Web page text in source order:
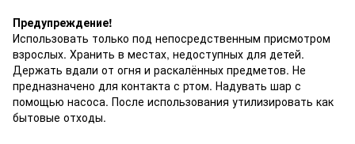
Предупреждение!
Использовать только под непосредственным присмотром
взрослых. Хранить в местах, недоступных для детей.
Держать вдали от огня и раскалённых предметов. Не
предназначено для контакта с ртом. Надувать шар с
помощью насоса. После использования утилизировать как
бытовые отходы.